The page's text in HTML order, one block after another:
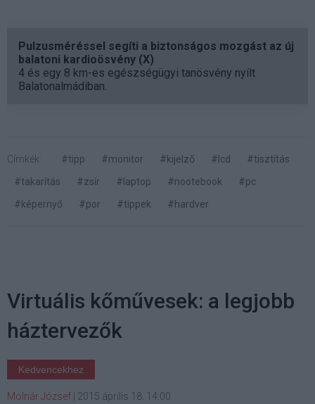
Pulzusméréssel segíti a biztonságos mozgást az új
balatoni kardioösvény (X)
4 és egy 8 km-es egészségügyi tanösvény nyílt
Balatonalmádiban.
Címkék: #tipp #monitor #kijelző #lcd
#tisztítás
#takarítás
#zsír #laptop #nootebook
#pc
#képernyő
#por #tippek #hardver
Virtuális kőművesek: a legjobb
háztervezők
Kedvencekhez
Molnár József 2015 április 18. 14:00